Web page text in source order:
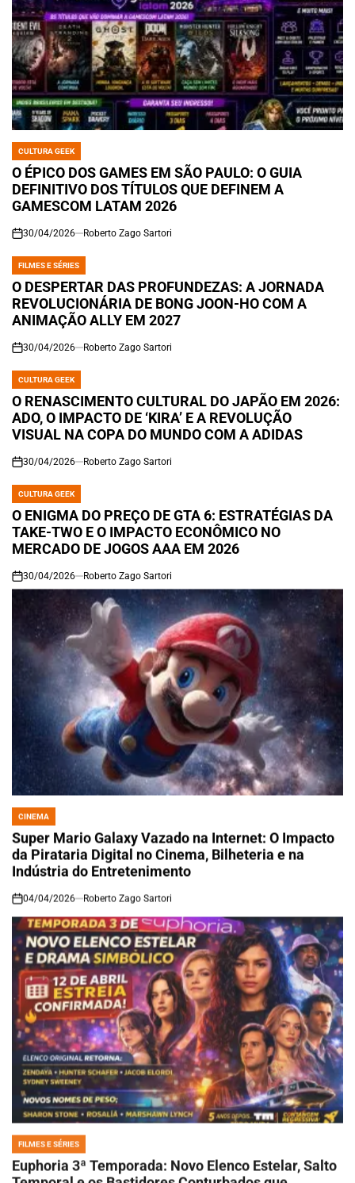
POSTED
IN
CULTURA GEEK
O ÉPICO DOS GAMES EM SÃO PAULO: O GUIA
DEFINITIVO DOS TÍTULOS QUE DEFINEM A
GAMESCOM LATAM 2026
on
30/04/2026 Roberto Zago Sartori
POSTED
IN
FILMES E SÉRIES
O DESPERTAR DAS PROFUNDEZAS: A JORNADA
REVOLUCIONÁRIA DE BONG JOON-HO COM A
ANIMAÇÃO ALLY EM 2027
on
30/04/2026 Roberto Zago Sartori
POSTED
IN
CULTURA GEEK
O RENASCIMENTO CULTURAL DO JAPÃO EM 2026:
ADO, O IMPACTO DE ‘KIRA’ E A REVOLUÇÃO
VISUAL NA COPA DO MUNDO COM A ADIDAS
on
30/04/2026 Roberto Zago Sartori
POSTED
IN
CULTURA GEEK
O ENIGMA DO PREÇO DE GTA 6: ESTRATÉGIAS DA
TAKE-TWO E O IMPACTO ECONÔMICO NO
MERCADO DE JOGOS AAA EM 2026
on
30/04/2026 Roberto Zago Sartori
POSTED
IN
CINEMA
Super Mario Galaxy Vazado na Internet: O Impacto
da Pirataria Digital no Cinema, Bilheteria e na
Indústria do Entretenimento
on
04/04/2026 Roberto Zago Sartori
POSTED
IN
FILMES E SÉRIES
Euphoria 3ª Temporada: Novo Elenco Estelar, Salto
Temporal e os Bastidores Conturbados que